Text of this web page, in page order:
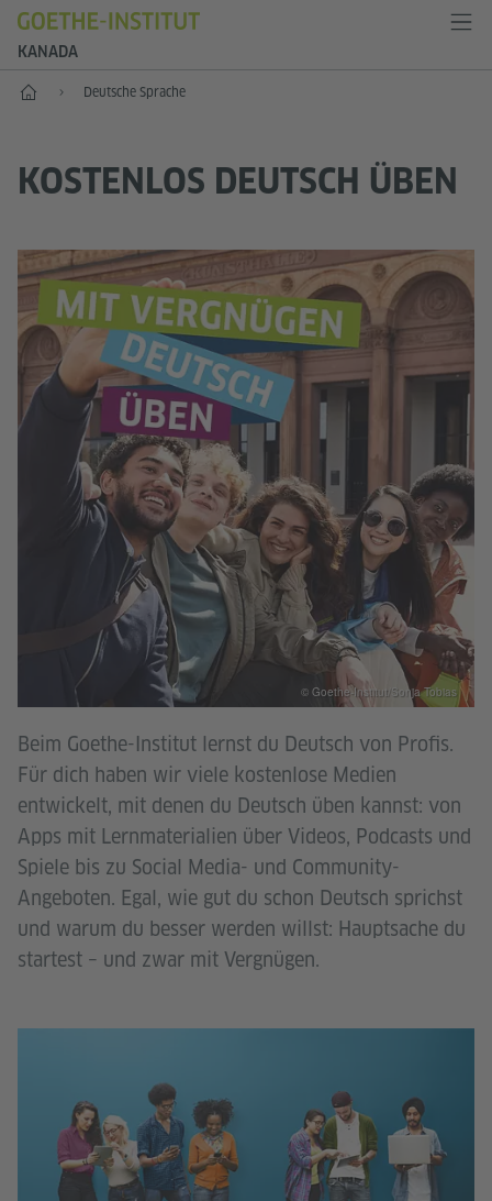
KANADA
Start Deutsche Sprache
KOSTENLOS DEUTSCH ÜBEN
© Goethe-Institut/Sonja Tobias
Beim Goethe-Institut lernst du Deutsch von Profis.
Für dich haben wir viele kostenlose Medien
entwickelt, mit denen du Deutsch üben kannst: von
Apps mit Lernmaterialien über Videos, Podcasts und
Spiele bis zu Social Media- und Community-
Angeboten. Egal, wie gut du schon Deutsch sprichst
und warum du besser werden willst: Hauptsache du
startest – und zwar mit Vergnügen.